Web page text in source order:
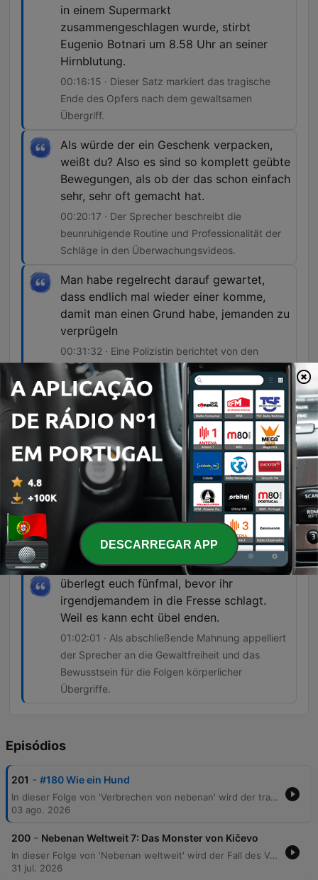
in einem Supermarkt
zusammengeschlagen wurde, stirbt
Eugenio Botnari um 8.58 Uhr an seiner
Hirnblutung.
00:16:15 · Dieser Satz markiert das tragische
Ende des Opfers nach dem gewaltsamen
Übergriff.
Als würde der ein Geschenk verpacken,
weißt du? Also es sind so komplett geübte
Bewegungen, als ob der das schon einfach
sehr, sehr oft gemacht hat.
00:20:17 · Der Sprecher beschreibt die
beunruhigende Routine und Professionalität der
Schläge in den Überwachungsvideos.
Man habe regelrecht darauf gewartet,
dass endlich mal wieder einer komme,
damit man einen Grund habe, jemanden zu
verprügeln
00:31:32 · Eine Polizistin berichtet von den
Inhalten der WhatsApp-Chats, die eine gezielte
Suche nach Opfern für Gewaltakte belegen.
Im Juli 2025 zählt das Team bundesweit
bis zu diesem Zeitpunkt 203 Opfer,
darunter auch Eugenio Botnari. In der
Statistik der Behörden sind es knapp halb
so viele, nämlich 117.
00:53:14 · Hier wird die massive Differenz
zwischen den Zahlen unabhängiger Recherchen
und den offiziellen Behördenstatistiken
aufgezeigt.
überlegt euch fünfmal, bevor ihr
irgendjemandem in die Fresse schlagt.
Weil es kann echt übel enden.
01:02:01 · Als abschließende Mahnung appelliert
der Sprecher an die Gewaltfreiheit und das
Bewusstsein für die Folgen körperlicher
Übergriffe.
Episódios
201 - #180 Wie ein Hund
In dieser Folge von 'Verbrechen von nebenan' wird der tragische Fall von Eugenio Botnari thematisiert, der nach einem gewaltsamen Übergriff durch einen Supermarktmitarbeiter in Berlin-Lichtenberg starb. Der Bericht beschreibt Eugenios schwieriges Leben als Migrant aus Moldau und die brutale Attacke im Edeka-Markt, bei der ein Filialleiter mit Quarzhandschuhen auf ihn einschlug. Die Episode beleuchtet zudem die systematische Gewalt des Filialleiters Arne Siegfried, der Ladendiebe attackierte und dies in WhatsApp-Chats verherrlichte. Es wird die rechtliche Aufarbeitung sowie die gesellschaftspolitische Debatte um die Benennung eines Platzes nach dem Opfer diskutiert, wobei auch die Schwierigkeiten bei der statistischen Erfassung politisch motivierter rechter Gewalt thematisiert werden.
03 ago. 2026
200 - Nebenan Weltweit 7: Das Monster von Kičevo
In dieser Folge von 'Nebenan weltweit' wird der Fall des Verschwindens und Mordes an Mitra Simianoska in Nordmazedonien besprochen. Der Journalist Vlado Taneski spielt eine zentrale Rolle bei der Aufdeckung der Tat, nachdem die Polizei zunächst keine Hinweise auf ein Verbrechen fand. Die Ermittlungen enthüllen eine Eskalation einer Mordserie in Kitschevo, bei der auch weitere Frauen zum Opfer wurden. Schließlich entlarvt sich der Journalist Vlado Taneski selbst als das „Monster von Kitschewo“, nachdem DNA-Spuren ihn mit den Morden in Verbindung brachten. Die Folge behandelt zudem das mysteriöse Ende des Täters, der nach seiner Festnahme unter ungeklärten Umständen in seiner Gefängniszelle ertrunken wurde.
31 jul. 2026
DESCARREGAR APP